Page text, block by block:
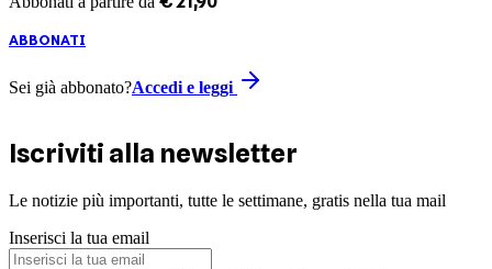
ABBONATI
Sei già abbonato?Accedi e leggi
Iscriviti alla newsletter
Le notizie più importanti, tutte le settimane, gratis nella tua mail
Inserisci la tua email